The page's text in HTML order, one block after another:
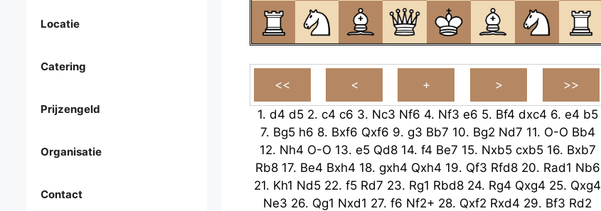
1. d4 d5 2. c4 c6 3. Nc3 Nf6 4. Nf3 e6 5. Bf4 dxc4 6. e4 b5
7. Bg5 h6 8. Bxf6 Qxf6 9. g3 Bb7 10. Bg2 Nd7 11. O-O Bb4
12. Nh4 O-O 13. e5 Qd8 14. f4 Be7 15. Nxb5 cxb5 16. Bxb7
Rb8 17. Be4 Bxh4 18. gxh4 Qxh4 19. Qf3 Rfd8 20. Rad1 Nb6
21. Kh1 Nd5 22. f5 Rd7 23. Rg1 Rbd8 24. Rg4 Qxg4 25. Qxg4
Ne3 26. Qg1 Nxd1 27. f6 Nf2+ 28. Qxf2 Rxd4 29. Bf3 Rd2
Locatie
Catering
Prijzengeld
Organisatie
Contact